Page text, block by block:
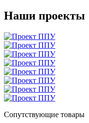
Наши проекты
Сопутствующие товары